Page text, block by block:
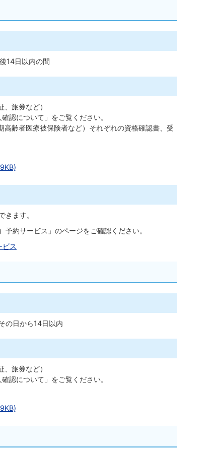
14日以内の間
旅券など）
認について」をご覧ください。
高齢者医療被保険者など）それぞれの資格確認書、受
きます。
約サービス」のページをご確認ください。
ビス
の日から14日以内
、旅券など）
認について」をご覧ください。